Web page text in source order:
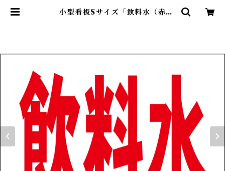
小型看板Sサイズ「飲料水（赤